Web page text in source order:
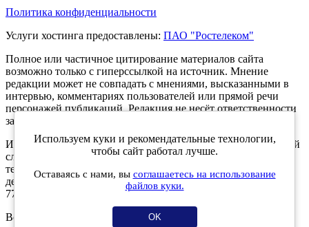
Политика конфиденциальности
Услуги хостинга предоставлены: ПАО "Ростелеком"
Полное или частичное цитирование материалов сайта
возможно только с гиперссылкой на источник. Мнение
редакции может не совпадать с мнениями, высказанными в
интервью, комментариях пользователей или прямой речи
персонажей публикаций. Редакция не несёт ответственности
за текст комментариев читателей.
Интернет-портал Kirov.online зарегистрирован в Федеральной
службе по надзору в сфере связи, информационных
технологий и массовых коммуникаций (Роскомнадзор) 5
декабря 2019 года. Регистрационный номер ЭЛ № ФС 77 -
77189.
Возрастное ограничение 12+
Используем куки и рекомендательные технологии,
чтобы сайт работал лучше.
Оставаясь с нами, вы соглашаетесь на использование
файлов куки.
OK